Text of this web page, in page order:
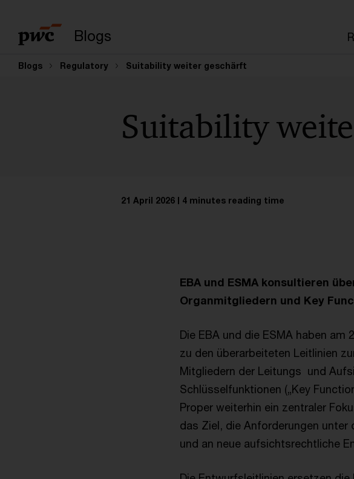
Blogs
Blogs Regulatory Suitability weiter geschärft
Suitability
21 April 2026 4 minutes reading time
EBA und ESMA konsultieren
Organmitgliedern und Key
Die EBA und die ESMA haben
zu den überarbeiteten Leitlinien
Mitgliedern der Leitungs und
Schlüsselfunktionen („Key
Proper weiterhin ein zentraler
das Ziel, die Anforderungen unter
und an neue aufsichtsrechtliche